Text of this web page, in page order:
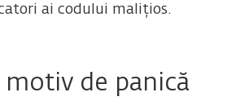
ai codului malițios.
motiv de panică